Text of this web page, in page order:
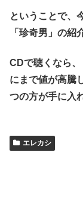
ということで、
「珍奇男」の紹
CDで聴くなら
にまで値が高騰
つの方が手に入
エレカシ